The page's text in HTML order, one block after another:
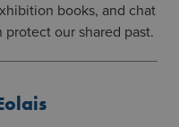
books, and chat
our shared past.